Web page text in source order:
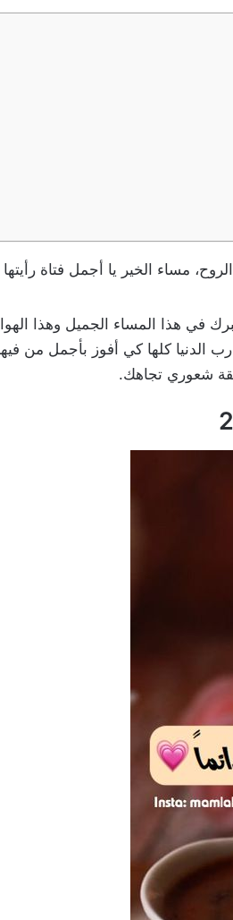
مساء الخير يا أجمل فتاة رأيتها
في هذا المساء الجميل وهذا
الدنيا كلها كي أفوز بأجمل من
شعوري تجاهك.